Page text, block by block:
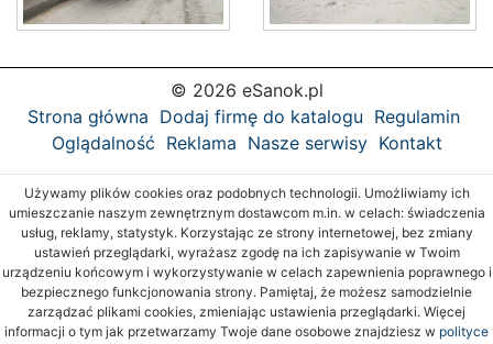
© 2026 eSanok.pl
Strona główna Dodaj firmę do katalogu Regulamin
Oglądalność Reklama Nasze serwisy Kontakt
Używamy plików cookies oraz podobnych technologii. Umożliwiamy ich
umieszczanie naszym zewnętrznym dostawcom m.in. w celach: świadczenia
usług, reklamy, statystyk. Korzystając ze strony internetowej, bez zmiany
ustawień przeglądarki, wyrażasz zgodę na ich zapisywanie w Twoim
urządzeniu końcowym i wykorzystywanie w celach zapewnienia poprawnego i
bezpiecznego funkcjonowania strony. Pamiętaj, że możesz samodzielnie
zarządzać plikami cookies, zmieniając ustawienia przeglądarki. Więcej
informacji o tym jak przetwarzamy Twoje dane osobowe znajdziesz w polityce